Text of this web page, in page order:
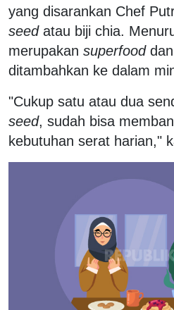
yang disarankan Chef
seedatau biji chia.
merupakan superfooddan
ditambahkan ke dalam
"Cukup satu atau dua
seed, sudah bisa
kebutuhan serat harian,"